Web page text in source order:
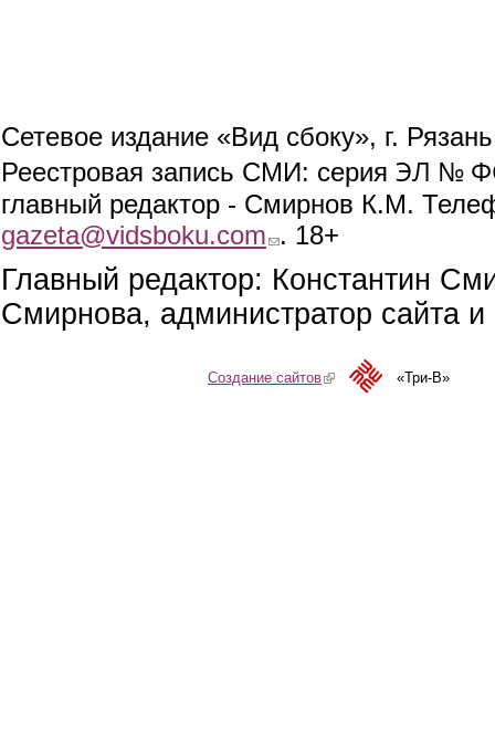
Сетевое издание «Вид сбоку», г.
Реестровая запись СМИ: серия ЭЛ №
главный редактор - Смирнов К.М.
gazeta@vidsboku.com (link sends e-mail)
. 18+
Главный редактор: Константин
Смирнова, администратор сайта
Создание сайтов(link is external)«Три-В»